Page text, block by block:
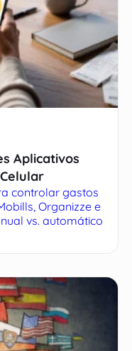
Aplicativos
controlar gastos
Organizze e
vs. automático